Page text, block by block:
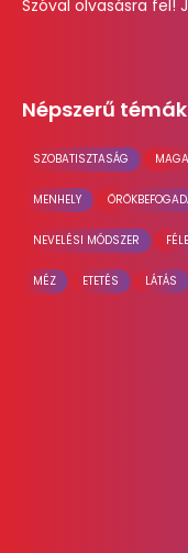
Szóval olvasásra fel!
Népszerű témák
SZOBATISZTASÁG
MENHELY
NEVELÉSI MÓDSZER
MÉZ ETETÉS LÁTÁS